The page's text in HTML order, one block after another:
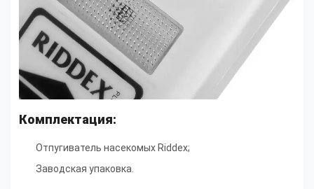
Комплектация:
Отпугиватель насекомых Riddex;
Заводская упаковка.